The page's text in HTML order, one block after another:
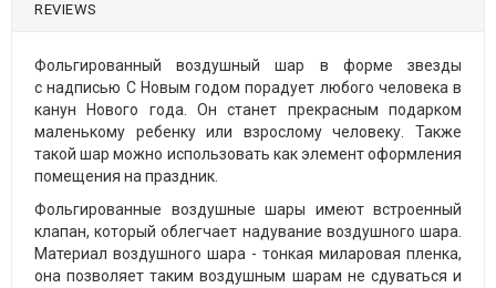
REVIEWS
Фольгированный воздушный шар в форме звезды
с надписью С Новым годом порадует любого человека в
канун Нового года. Он станет прекрасным подарком
маленькому ребенку или взрослому человеку. Также
такой шар можно использовать как элемент оформления
помещения на праздник.
Фольгированные воздушные шары имеют встроенный
клапан, который облегчает надувание воздушного шара.
Материал воздушного шара - тонкая миларовая пленка,
она позволяет таким воздушным шарам не сдуваться и